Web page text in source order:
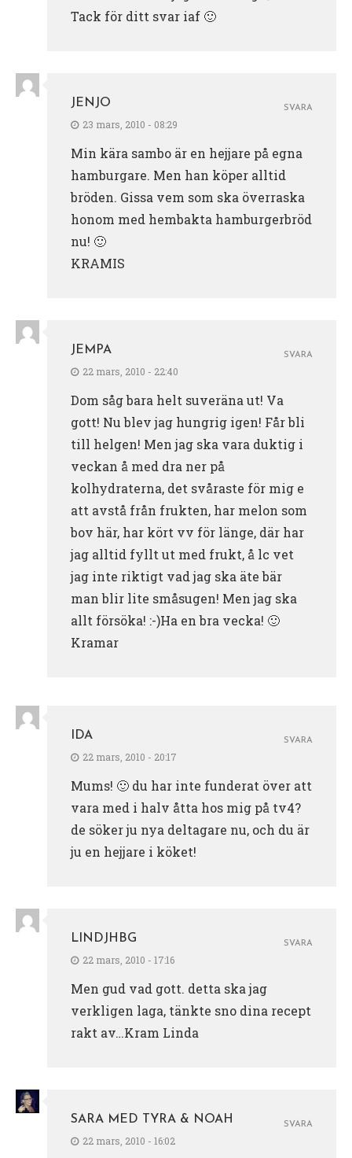
Tack för ditt svar iaf 🙂
JENJO
23 mars, 2010 - 08:29
Min kära sambo är en hejjare på egna
hamburgare. Men han köper alltid
bröden. Gissa vem som ska överraska
honom med hembakta hamburgerbröd
nu! 🙂
KRAMIS
SVARA
JEMPA
22 mars, 2010 - 22:40
Dom såg bara helt suveräna ut! Va
gott! Nu blev jag hungrig igen! Får bli
till helgen! Men jag ska vara duktig i
veckan å med dra ner på
kolhydraterna, det svåraste för mig e
att avstå från frukten, har melon som
bov här, har kört vv för länge, där har
jag alltid fyllt ut med frukt, å lc vet
jag inte riktigt vad jag ska äte bär
man blir lite småsugen! Men jag ska
allt försöka! :-)Ha en bra vecka! 🙂
Kramar
SVARA
IDA
22 mars, 2010 - 20:17
Mums! 🙂 du har inte funderat över att
vara med i halv åtta hos mig på tv4?
de söker ju nya deltagare nu, och du är
ju en hejjare i köket!
SVARA
LINDJHBG
22 mars, 2010 - 17:16
Men gud vad gott. detta ska jag
verkligen laga, tänkte sno dina recept
rakt av…Kram Linda
SVARA
SARA MED TYRA & NOAH
22 mars, 2010 - 16:02
SVARA